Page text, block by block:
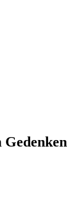
Gedenken